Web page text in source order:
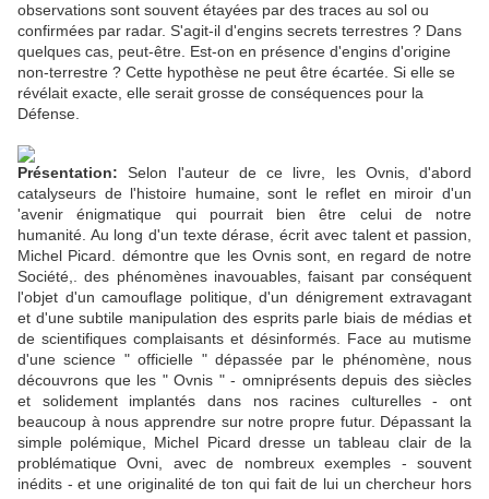
observations sont souvent étayées par des traces au sol ou
confirmées par radar. S'agit-il d'engins secrets terrestres ? Dans
quelques cas, peut-être. Est-on en présence d'engins d'origine
non-terrestre ? Cette hypothèse ne peut être écartée. Si elle se
révélait exacte, elle serait grosse de conséquences pour la
Défense.
Présentation: Selon l'auteur de ce livre, les Ovnis, d'abord
catalyseurs de l'histoire humaine, sont le reflet en miroir d'un
'avenir énigmatique qui pourrait bien être celui de notre
humanité. Au long d'un texte dérase, écrit avec talent et passion,
Michel Picard. démontre que les Ovnis sont, en regard de notre
Société,. des phénomènes inavouables, faisant par conséquent
l'objet d'un camouflage politique, d'un dénigrement extravagant
et d'une subtile manipulation des esprits parle biais de médias et
de scientifiques complaisants et désinformés. Face au mutisme
d'une science " officielle " dépassée par le phénomène, nous
découvrons que les " Ovnis " - omniprésents depuis des siècles
et solidement implantés dans nos racines culturelles - ont
beaucoup à nous apprendre sur notre propre futur. Dépassant la
simple polémique, Michel Picard dresse un tableau clair de la
problématique Ovni, avec de nombreux exemples - souvent
inédits - et une originalité de ton qui fait de lui un chercheur hors